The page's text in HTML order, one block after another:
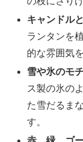
キャンドル
ランタンを
的な雰囲気
雪や氷のモ
ス製の氷の
た雪だるま
す。